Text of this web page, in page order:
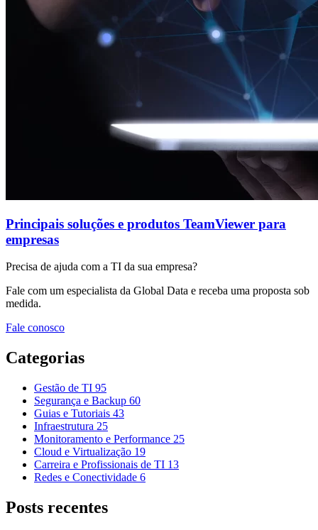
Principais soluções e produtos TeamViewer para
empresas
Precisa de ajuda com a TI da sua empresa?
Fale com um especialista da Global Data e receba uma proposta sob
medida.
Fale conosco
Categorias
Gestão de TI 95
Segurança e Backup 60
Guias e Tutoriais 43
Infraestrutura 25
Monitoramento e Performance 25
Cloud e Virtualização 19
Carreira e Profissionais de TI 13
Redes e Conectividade 6
Posts recentes